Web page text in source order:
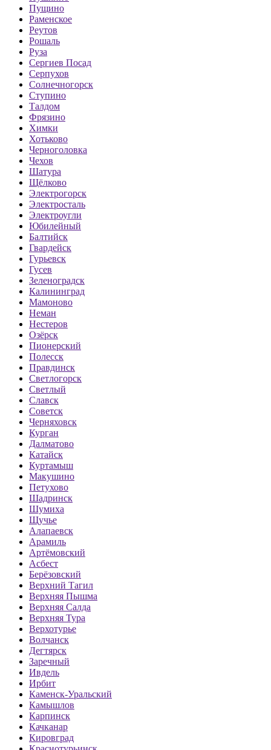
Пущино
Раменское
Реутов
Рошаль
Руза
Сергиев Посад
Серпухов
Солнечногорск
Ступино
Талдом
Фрязино
Химки
Хотьково
Черноголовка
Чехов
Шатура
Щёлково
Электрогорск
Электросталь
Электроугли
Юбилейный
Балтийск
Гвардейск
Гурьевск
Гусев
Зеленоградск
Калининград
Мамоново
Неман
Нестеров
Озёрск
Пионерский
Полесск
Правдинск
Светлогорск
Светлый
Славск
Советск
Черняховск
Курган
Далматово
Катайск
Куртамыш
Макушино
Петухово
Шадринск
Шумиха
Щучье
Алапаевск
Арамиль
Артёмовский
Асбест
Берёзовский
Верхний Тагил
Верхняя Пышма
Верхняя Салда
Верхняя Тура
Верхотурье
Волчанск
Дегтярск
Заречный
Ивдель
Ирбит
Каменск-Уральский
Камышлов
Карпинск
Качканар
Кировград